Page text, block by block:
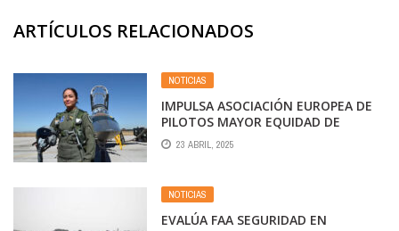
ARTÍCULOS RELACIONADOS
NOTICIAS
IMPULSA ASOCIACIÓN EUROPEA DE
PILOTOS MAYOR EQUIDAD DE
GÉNERO EN LA AVIACIÓN
23 ABRIL, 2025
NOTICIAS
EVALÚA FAA SEGURIDAD EN